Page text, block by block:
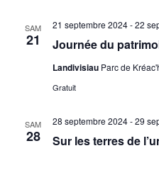
SAM
21 Journée du
21 septembre 2024-22
Landivisiau Parc de
Gratuit
SAM
28 Sur les terres de
28 septembre 2024-29